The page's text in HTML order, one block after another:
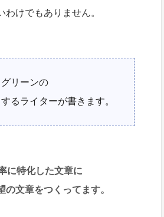
けでもありません。
リーンの
るライターが書きます。
に特化した文章に
の文章をつくってます。